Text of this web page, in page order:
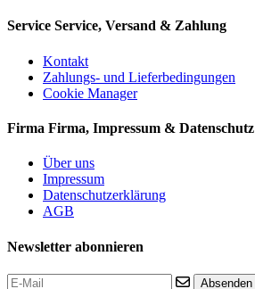
Service Service, Versand & Zahlung
Kontakt
Zahlungs- und Lieferbedingungen
Cookie Manager
Firma Firma, Impressum & Datenschutz
Über uns
Impressum
Datenschutzerklärung
AGB
Newsletter abonnieren
Absenden